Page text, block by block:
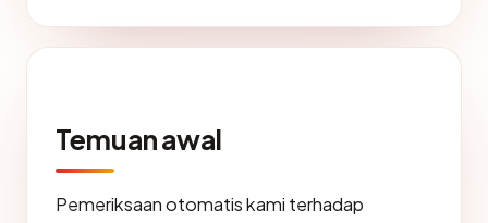
Temuan awal
Pemeriksaan otomatis kami terhadap